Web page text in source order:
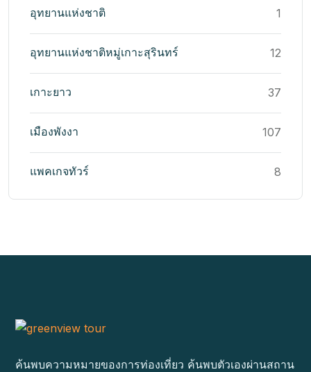
อุทยานแห่งชาติ 1
อุทยานแห่งชาติหมู่เกาะสุรินทร์ 12
เกาะยาว 37
เมืองพังงา 107
แพคเกจทัวร์ 8
ค้นพบความหมายของการท่องเที่ยว ค้นพบตัวเองผ่านสถาน